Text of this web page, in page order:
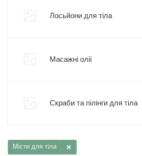
Лосьйони для тіла
Масажні олії
Скраби та пілінги для тіла
Місти для тіла